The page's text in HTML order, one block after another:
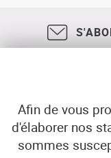
:
et
18, rue
02
Afin de vous
d'élaborer nos
sommes